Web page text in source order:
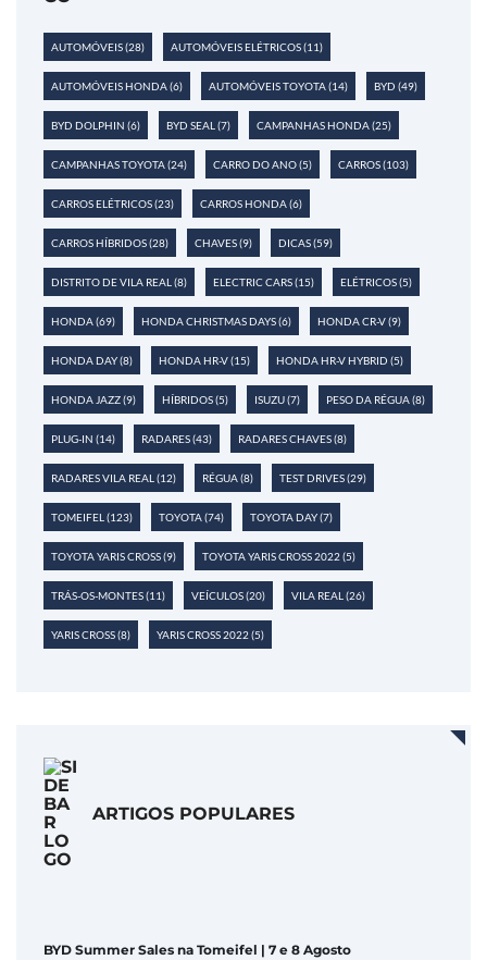
AUTOMÓVEIS(28) AUTOMÓVEIS ELÉTRICOS(11)
AUTOMÓVEIS HONDA(6) AUTOMÓVEIS TOYOTA(14) BYD (49)
BYD DOLPHIN (6) BYD SEAL (7) CAMPANHAS HONDA(25)
CAMPANHAS TOYOTA(24) CARRO DO ANO(5) CARROS(103)
CARROS ELÉTRICOS(23) CARROS HONDA(6)
CARROS HÍBRIDOS(28) CHAVES(9) DICAS(59)
DISTRITO DE VILA REAL (8) ELECTRIC CARS(15) ELÉTRICOS(5)
HONDA(69) HONDA CHRISTMAS DAYS(6) HONDA CR-V(9)
HONDA DAY(8) HONDA HR-V(15) HONDA HR-V HYBRID (5)
HONDA JAZZ(9) HÍBRIDOS(5) ISUZU(7) PESO DA RÉGUA(8)
PLUG-IN (14) RADARES(43) RADARES CHAVES(8)
RADARES VILA REAL (12) RÉGUA(8) TEST DRIVES(29)
TOMEIFEL (123) TOYOTA(74) TOYOTA DAY(7)
TOYOTA YARIS CROSS(9) TOYOTA YARIS CROSS 2022 (5)
TRÁS-OS-MONTES(11) VEÍCULOS(20) VILA REAL (26)
YARIS CROSS(8) YARIS CROSS 2022 (5)
ARTIGOS POPULARES
BYD Summer Sales na Tomeifel | 7 e 8 Agosto